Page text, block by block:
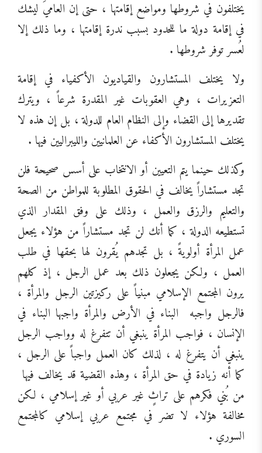
يختلفون في شروطها ومواضع إقامتها ، حتى إن العاميَ ليشك
في إقامة دولة ما للحدود بسبب ندرة إقامتها ، وما ذلك إلا
لعُسر توفر شروطها .
ولا يختلف المستشارون والقياديون الأكفياء في إقامة
التعزيرات ، وهي العقوبات غير المقدرة شرعاً ، ويترك
تقديرها إلى القضاء وإلى النظام العام للدولة ، بل إن هذه لا
يختلف المستشارون الأكفاء عن العلمانيين والليبراليين فيها .
وكذلك حينما يتم التعيين أو الانتخاب على أسس صحيحة فلن
تجد مستشاراً يخالف في الحقوق المطلوبة للمواطن من الصحة
والتعليم والرزق والعمل ، وذلك على وفق المقدار الذي
تستطيعه الدولة ، كما أنك لن تجد مستشاراً من هؤلاء يجعل
عمل المرأة أولويةً ، بل تجدهم يُقرون لها بحقها في طلب
العمل ، ولكن يجعلون ذلك بعد عمل الرجل ، إذ كلهم
يرون المجتمع الإسلامي مبنياً على ركيزتين الرجل والمرأة ،
فالرجل واجبه البناء في الأرض والمرأة واجبها البناء في
الإنسان ، فواجب المرأة ينبغي أن تتفرغ له وواجب الرجل
ينبغي أن يتفرغ له ، لذلك كان العمل واجباً على الرجل ،
كما أنه زيادة في حق المرأة ، وهذه القضية قد يخالف فيها
من بُني فكرهم على تراثٍ غير عربي أو غير إسلامي ، لكن
مخالفة هؤلاء لا تضر في مجتمع عربي إسلامي كالمجتمع
السوري .